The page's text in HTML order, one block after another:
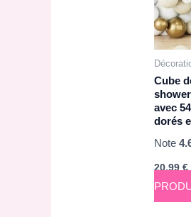
Cube
avec
dorés
Note
20,99€